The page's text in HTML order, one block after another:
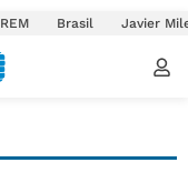
REM Brasil Javier